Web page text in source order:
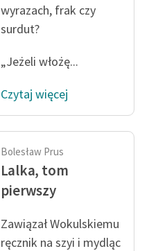
wyrazach, frak czy
surdut?
„Jeżeli włożę...
Czytaj więcej
Bolesław Prus
Lalka, tom
pierwszy
Zawiązał Wokulskiemu
ręcznik na szyi i mydląc